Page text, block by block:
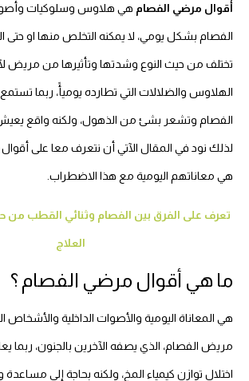
أقوال مرضي الفصام هي هلاوس وسلوكيات
الفصام بشكل يومي، لا يمكنه التخلص منها او حتى
تختلف من حيث النوع وشدتها وتأثيرها من مريض
الهلاوس والضلالات التي تطارده يوميأً، ربما
الفصام وتشعر بشئ من الذهول، ولكنه واقع
لذلك نود في المقال الآتي أن نتعرف معا على
هي معاناتهم اليومية مع هذا الاضطراب.
تعرف على الفرق بين الفصام وثنائي القطب من
العلاج
ما هي أقوال مرضي الفصام ؟
هي المعاناة اليومية والأصوات الداخلية والأشخاص
مريض الفصام، الذي يصفه الآخرين بالجنون،
اختلال توازن كيمياء المخ، ولكنه بحاجة إلى